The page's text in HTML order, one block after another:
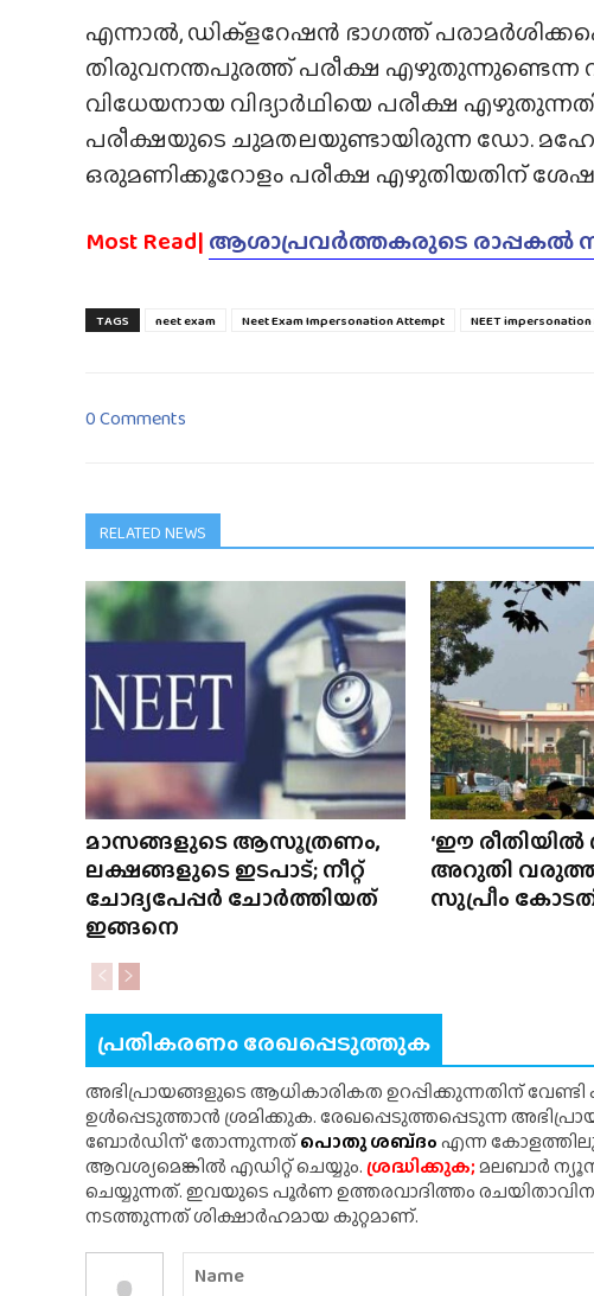
എന്നാൽ, ഡിക്ളറേഷൻ ഭാഗത്ത്
തിരുവനന്തപുരത്ത് പരീക്ഷ എഴുതുന്നുണ്ടെന്ന
വിധേയനായ വിദ്യാർഥിയെ പരീക്ഷ
പരീക്ഷയുടെ ചുമതലയുണ്ടായിരുന്ന ഡോ.
ഒരുമണിക്കൂറോളം പരീക്ഷ എഴുതിയതിന്
Most Read| ആശാപ്രവർത്തകരുടെ രാപ്പകൽ
TAGS neet exam Neet Exam Impersonation Attempt NEET
0 Comments
RELATED NEWS
മാസങ്ങളുടെ ആസൂത്രണം,
ലക്ഷങ്ങളുടെ ഇടപാട്; നീറ്റ്
ചോദ്യപേപ്പർ ചോർത്തിയത്
ഇങ്ങനെ
‘ഈ രീതിയിൽ
അറുതി
സുപ്രീം
പ്രതികരണം രേഖപ്പെടുത്തുക
അഭിപ്രായങ്ങളുടെ ആധികാരികത ഉറപ്പിക്കുന്നതിന്
ഉൾപ്പെടുത്താൻ ശ്രമിക്കുക. രേഖപ്പെടുത്തപ്പെടുന്ന
ബോർഡിന്' തോന്നുന്നത്പൊതു ശബ്‌ദംഎന്ന
ആവശ്യമെങ്കിൽ എഡിറ്റ് ചെയ്യും.ശ്രദ്ധിക്കുക;മലബാർ
ചെയ്യുന്നത്. ഇവയുടെ പൂർണ ഉത്തരവാദിത്തം
നടത്തുന്നത് ശിക്ഷാർഹമായ കുറ്റമാണ്.